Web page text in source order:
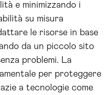
e minimizzando i
su misura
le risorse in base
da un piccolo sito
problemi. La
per proteggere
a tecnologie come